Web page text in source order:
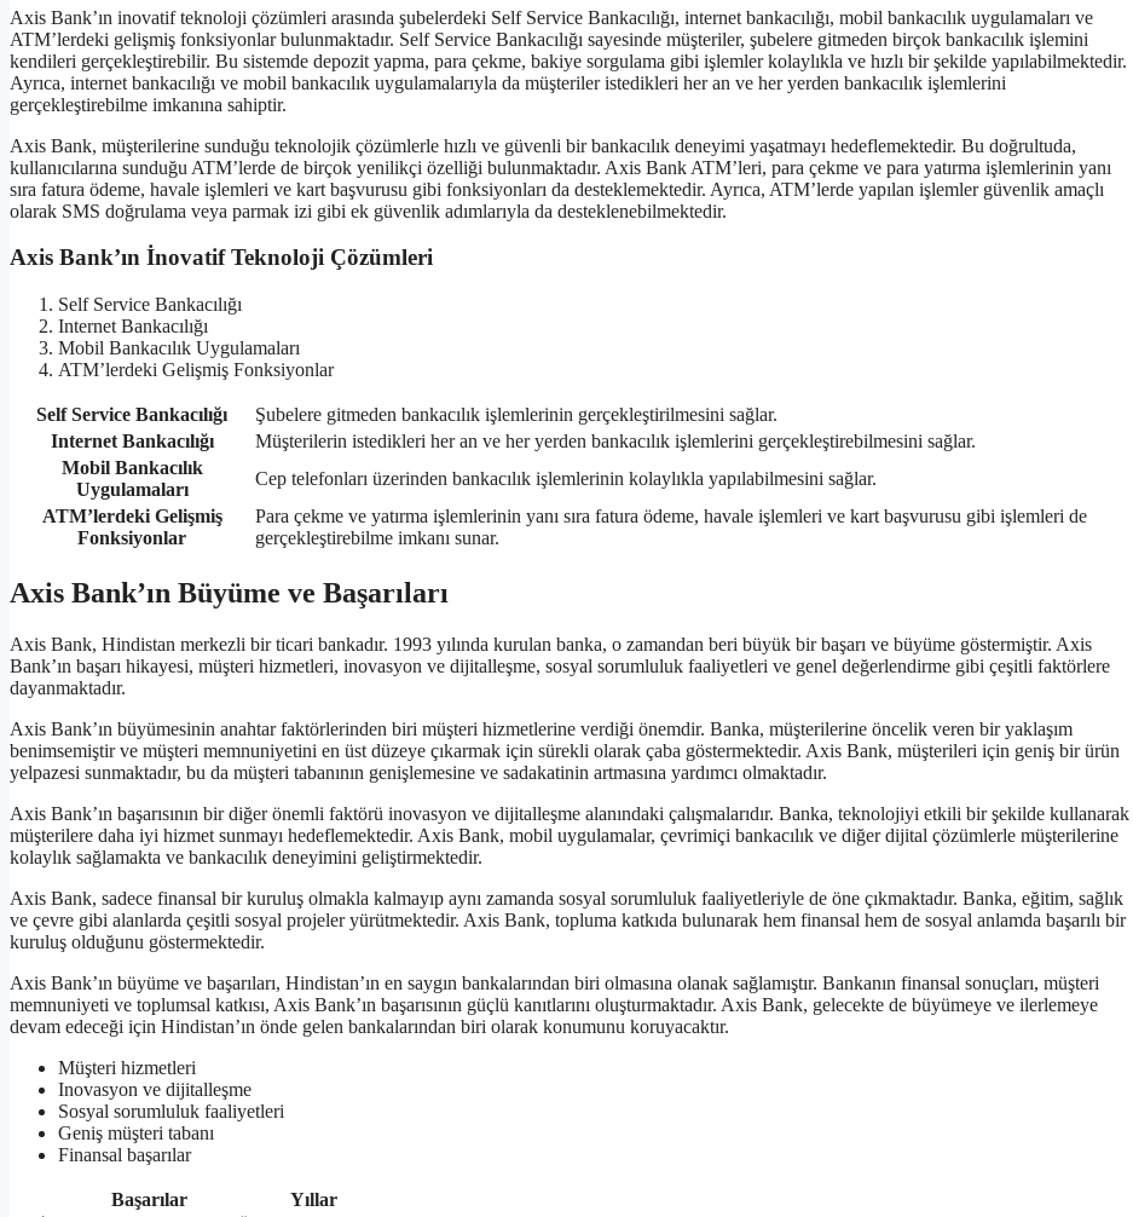
Axis Bank’ın inovatif teknoloji çözümleri arasında şubelerdeki Self Service Bankacılığı, internet bankacılığı, mobil bankacılık uygulamaları ve
ATM’lerdeki gelişmiş fonksiyonlar bulunmaktadır. Self Service Bankacılığı sayesinde müşteriler, şubelere gitmeden birçok bankacılık işlemini
kendileri gerçekleştirebilir. Bu sistemde depozit yapma, para çekme, bakiye sorgulama gibi işlemler kolaylıkla ve hızlı bir şekilde yapılabilmektedir.
Ayrıca, internet bankacılığı ve mobil bankacılık uygulamalarıyla da müşteriler istedikleri her an ve her yerden bankacılık işlemlerini
gerçekleştirebilme imkanına sahiptir.
Axis Bank, müşterilerine sunduğu teknolojik çözümlerle hızlı ve güvenli bir bankacılık deneyimi yaşatmayı hedeflemektedir. Bu doğrultuda,
kullanıcılarına sunduğu ATM’lerde de birçok yenilikçi özelliği bulunmaktadır. Axis Bank ATM’leri, para çekme ve para yatırma işlemlerinin yanı
sıra fatura ödeme, havale işlemleri ve kart başvurusu gibi fonksiyonları da desteklemektedir. Ayrıca, ATM’lerde yapılan işlemler güvenlik amaçlı
olarak SMS doğrulama veya parmak izi gibi ek güvenlik adımlarıyla da desteklenebilmektedir.
Axis Bank’ın İnovatif Teknoloji Çözümleri
Self Service Bankacılığı
Internet Bankacılığı
Mobil Bankacılık Uygulamaları
ATM’lerdeki Gelişmiş Fonksiyonlar
Self Service Bankacılığı
Şubelere gitmeden bankacılık işlemlerinin gerçekleştirilmesini sağlar.
Internet Bankacılığı
Müşterilerin istedikleri her an ve her yerden bankacılık işlemlerini gerçekleştirebilmesini sağlar.
Mobil Bankacılık
Uygulamaları
Cep telefonları üzerinden bankacılık işlemlerinin kolaylıkla yapılabilmesini sağlar.
ATM’lerdeki Gelişmiş
Fonksiyonlar
Para çekme ve yatırma işlemlerinin yanı sıra fatura ödeme, havale işlemleri ve kart başvurusu gibi işlemleri de
gerçekleştirebilme imkanı sunar.
Axis Bank’ın Büyüme ve Başarıları
Axis Bank, Hindistan merkezli bir ticari bankadır. 1993 yılında kurulan banka, o zamandan beri büyük bir başarı ve büyüme göstermiştir. Axis
Bank’ın başarı hikayesi, müşteri hizmetleri, inovasyon ve dijitalleşme, sosyal sorumluluk faaliyetleri ve genel değerlendirme gibi çeşitli faktörlere
dayanmaktadır.
Axis Bank’ın büyümesinin anahtar faktörlerinden biri müşteri hizmetlerine verdiği önemdir. Banka, müşterilerine öncelik veren bir yaklaşım
benimsemiştir ve müşteri memnuniyetini en üst düzeye çıkarmak için sürekli olarak çaba göstermektedir. Axis Bank, müşterileri için geniş bir ürün
yelpazesi sunmaktadır, bu da müşteri tabanının genişlemesine ve sadakatinin artmasına yardımcı olmaktadır.
Axis Bank’ın başarısının bir diğer önemli faktörü inovasyon ve dijitalleşme alanındaki çalışmalarıdır. Banka, teknolojiyi etkili bir şekilde kullanarak
müşterilere daha iyi hizmet sunmayı hedeflemektedir. Axis Bank, mobil uygulamalar, çevrimiçi bankacılık ve diğer dijital çözümlerle müşterilerine
kolaylık sağlamakta ve bankacılık deneyimini geliştirmektedir.
Axis Bank, sadece finansal bir kuruluş olmakla kalmayıp aynı zamanda sosyal sorumluluk faaliyetleriyle de öne çıkmaktadır. Banka, eğitim, sağlık
ve çevre gibi alanlarda çeşitli sosyal projeler yürütmektedir. Axis Bank, topluma katkıda bulunarak hem finansal hem de sosyal anlamda başarılı bir
kuruluş olduğunu göstermektedir.
Axis Bank’ın büyüme ve başarıları, Hindistan’ın en saygın bankalarından biri olmasına olanak sağlamıştır. Bankanın finansal sonuçları, müşteri
memnuniyeti ve toplumsal katkısı, Axis Bank’ın başarısının güçlü kanıtlarını oluşturmaktadır. Axis Bank, gelecekte de büyümeye ve ilerlemeye
devam edeceği için Hindistan’ın önde gelen bankalarından biri olarak konumunu koruyacaktır.
Müşteri hizmetleri
Inovasyon ve dijitalleşme
Sosyal sorumluluk faaliyetleri
Geniş müşteri tabanı
Finansal başarılar
Başarılar
Yıllar